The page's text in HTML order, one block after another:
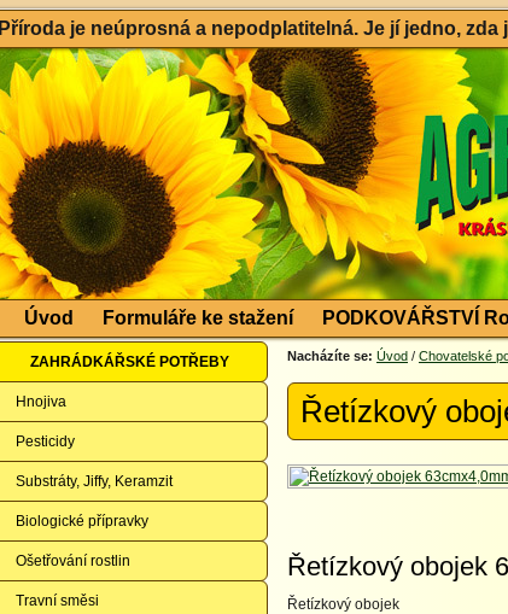
Příroda je neúprosná a nepodplatitelná. Je jí jedno,
Úvod Formuláře ke stažení PODKOVÁŘSTVÍ
ZAHRÁDKÁŘSKÉ POTŘEBY
Hnojiva
Pesticidy
Substráty, Jiffy, Keramzit
Biologické přípravky
Ošetřování rostlin
Travní směsi
Nacházíte se: Úvod / Chovatelské
Řetízkový
Řetízkový obojek
Řetízkový obojek